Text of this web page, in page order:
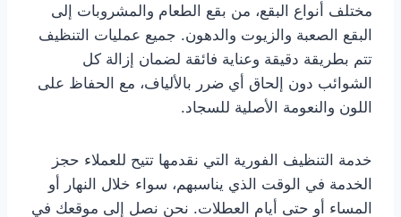
مختلف أنواع البقع، من بقع الطعام والمشروبات إلى
البقع الصعبة والزيوت والدهون. جميع عمليات التنظيف
تتم بطريقة دقيقة وعناية فائقة لضمان إزالة كل
الشوائب دون إلحاق أي ضرر بالألياف، مع الحفاظ على
اللون والنعومة الأصلية للسجاد.
خدمة التنظيف الفورية التي نقدمها تتيح للعملاء حجز
الخدمة في الوقت الذي يناسبهم، سواء خلال النهار أو
المساء أو حتى أيام العطلات. نحن نصل إلى موقعك في